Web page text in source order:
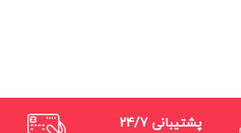
پشتیبانی 24/7